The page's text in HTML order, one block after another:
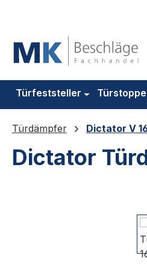
Türfeststeller
Türdämpfer Dictator V
Dictator